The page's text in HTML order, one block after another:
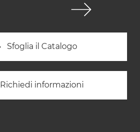
Sfoglia il Catalogo
Richiedi informazioni